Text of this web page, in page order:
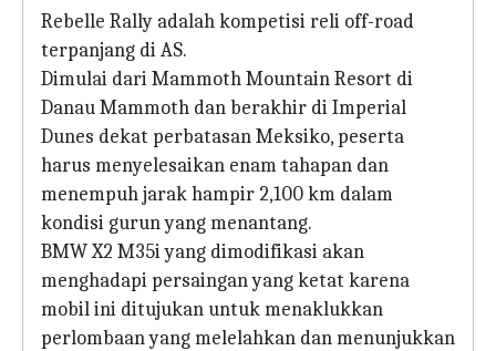
Rebelle Rally adalah kompetisi reli off-road
terpanjang di AS.
Dimulai dari Mammoth Mountain Resort di
Danau Mammoth dan berakhir di Imperial
Dunes dekat perbatasan Meksiko, peserta
harus menyelesaikan enam tahapan dan
menempuh jarak hampir 2,100 km dalam
kondisi gurun yang menantang.
BMW X2 M35i yang dimodifikasi akan
menghadapi persaingan yang ketat karena
mobil ini ditujukan untuk menaklukkan
perlombaan yang melelahkan dan menunjukkan